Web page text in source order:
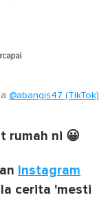
@abangis47 (TikTok)
rumah ni 😀
Instagram
cerita 'mesti